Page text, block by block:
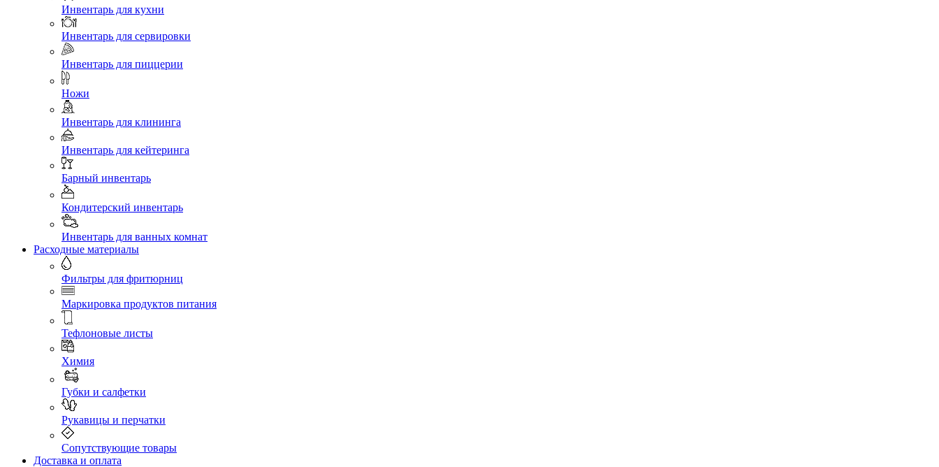
Инвентарь для кухни
Инвентарь для сервировки
Инвентарь для пиццерии
Ножи
Инвентарь для клининга
Инвентарь для кейтеринга
Барный инвентарь
Кондитерский инвентарь
Инвентарь для ванных комнат
Расходные материалы
Фильтры для фритюрниц
Маркировка продуктов питания
Тефлоновые листы
Химия
Губки и салфетки
Рукавицы и перчатки
Сопутствующие товары
Доставка и оплата